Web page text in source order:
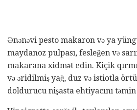
Ənənəvi pesto makaron və ya
maydanoz pulpası, fesleğen və
makarana xidmət edin. Kiçik
və əridilmiş yağ, duz və istiotla
doldurucu nişasta ehtiyacını